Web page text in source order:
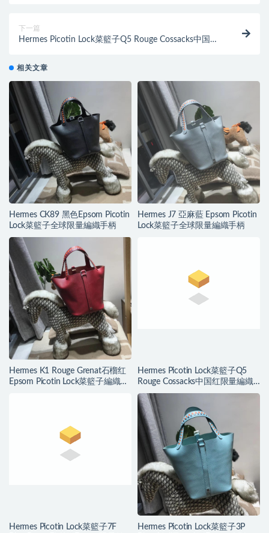
下一篇
Hermes Picotin Lock菜籃子Q5 Rouge Cossacks中国红
相关文章
Hermes CK89 黑色Epsom Picotin
Lock菜籃子全球限量編織手柄
Hermes J7 亞麻藍 Epsom Picotin
Lock菜籃子全球限量編織手柄
Hermes K1 Rouge Grenat石榴红
Epsom Picotin Lock菜籃子編織手
Hermes Picotin Lock菜籃子Q5
Rouge Cossacks中国红限量編織
手柄
Hermes Picotin Lock菜籃子7F
Hermes Picotin Lock菜籃子3P